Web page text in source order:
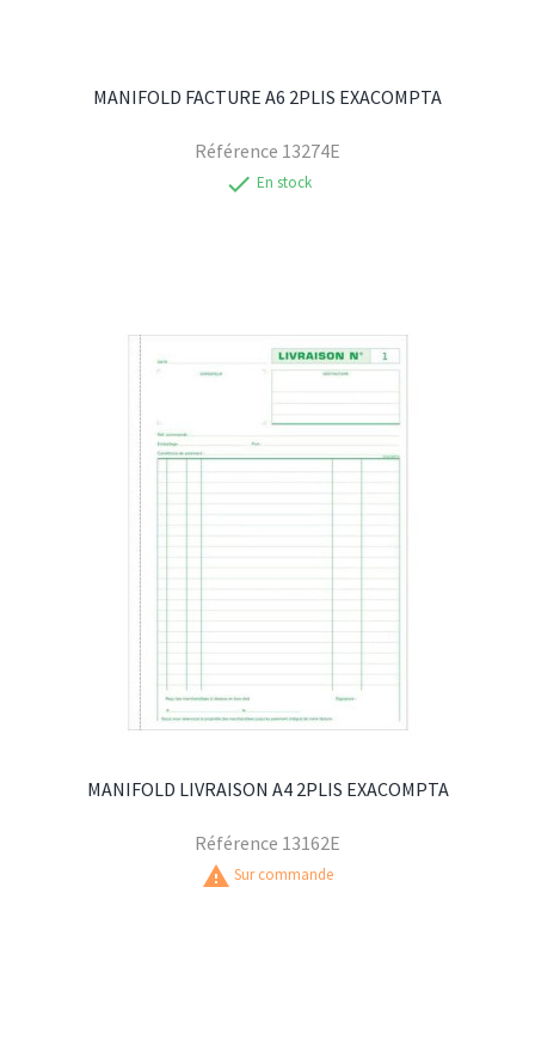
MANIFOLD FACTURE A6 2PLIS EXACOMPTA
Référence 13274E
check En stock
MANIFOLD LIVRAISON A4 2PLIS EXACOMPTA
Référence 13162E
warning Sur commande